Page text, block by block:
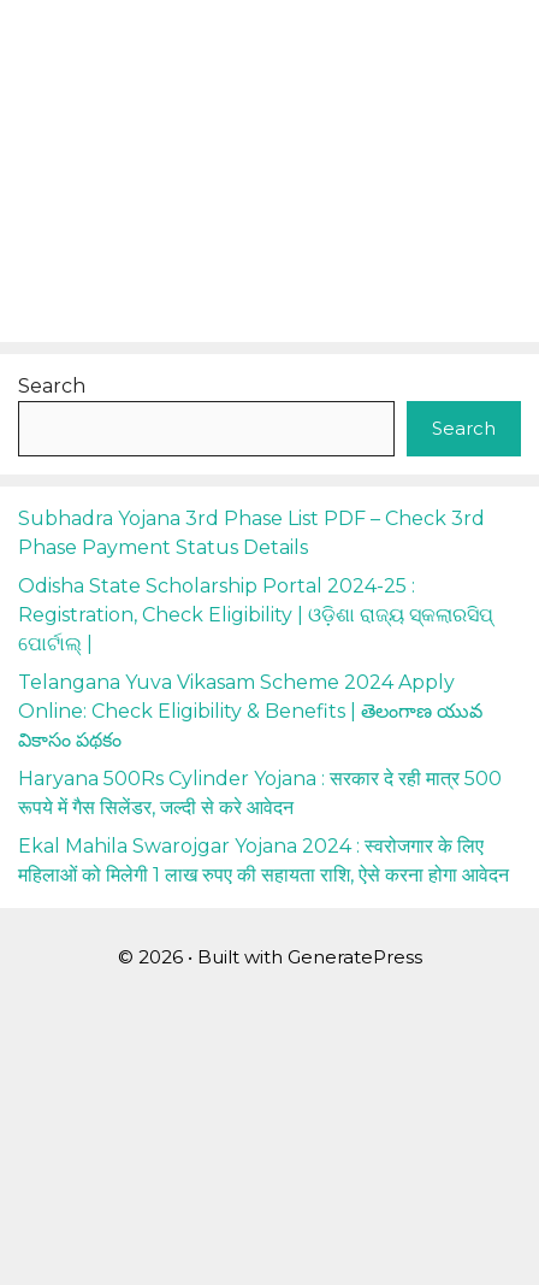
Search
Search
Subhadra Yojana 3rd Phase List PDF – Check 3rd
Phase Payment Status Details
Odisha State Scholarship Portal 2024-25 :
Registration, Check Eligibility | ଓଡ଼ିଶା ରାଜ୍ୟ ସ୍କଲାରସିପ୍
ପୋର୍ଟାଲ୍ |
Telangana Yuva Vikasam Scheme 2024 Apply
Online: Check Eligibility & Benefits | తెలంగాణ యువ
వికాసం పథకం
Haryana 500Rs Cylinder Yojana : सरकार दे रही मात्र 500
रूपये में गैस सिलेंडर, जल्दी से करे आवेदन
Ekal Mahila Swarojgar Yojana 2024 : स्वरोजगार के लिए
महिलाओं को मिलेगी 1 लाख रुपए की सहायता राशि, ऐसे करना होगा आवेदन
© 2026 • Built with GeneratePress